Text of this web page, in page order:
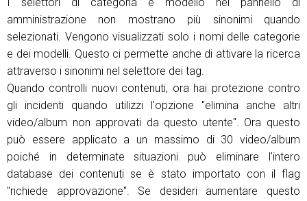
amministrazione non mostrano più sinonimi quando
selezionati. Vengono visualizzati solo i nomi delle categorie
e dei modelli. Questo ci permette anche di attivare la ricerca
attraverso i sinonimi nel selettore dei tag.
Quando controlli nuovi contenuti, ora hai protezione contro
gli incidenti quando utilizzi l'opzione "elimina anche altri
video/album non approvati da questo utente". Ora questo
può essere applicato a un massimo di 30 video/album
poiché in determinate situazioni può eliminare l'intero
database dei contenuti se è stato importato con il flag
"richiede approvazione". Se desideri aumentare questo